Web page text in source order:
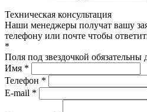
Техническая консультация
Наши менеджеры получат вашу
телефону или почте чтобы
*
Поля под звездочкой обязательны
Имя *
Телефон *
E-mail *